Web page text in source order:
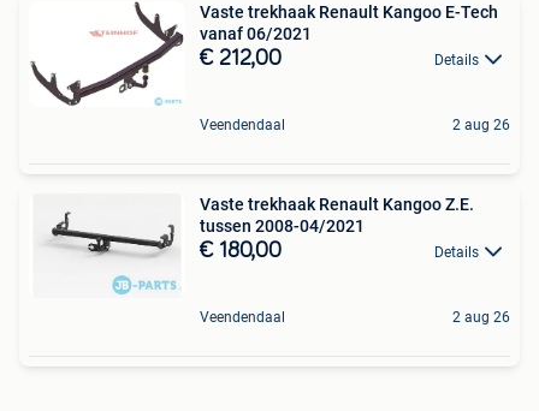
Vaste trekhaak Renault Kangoo E-Tech
vanaf 06/2021
€ 212,00 Details
Veendendaal 2 aug 26
Vaste trekhaak Renault Kangoo Z.E.
tussen 2008-04/2021
€ 180,00 Details
Veendendaal 2 aug 26